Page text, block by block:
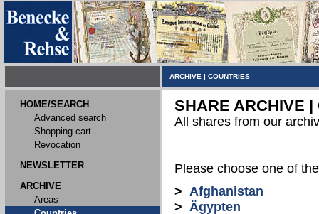
ARCHIVE | COUNTRIES
HOME/SEARCH
Advanced search
Shopping cart
Revocation
NEWSLETTER
ARCHIVE
Areas
SHARE ARCHIVE |
All shares from our
Please choose one of
> Afghanistan
> Ägypten